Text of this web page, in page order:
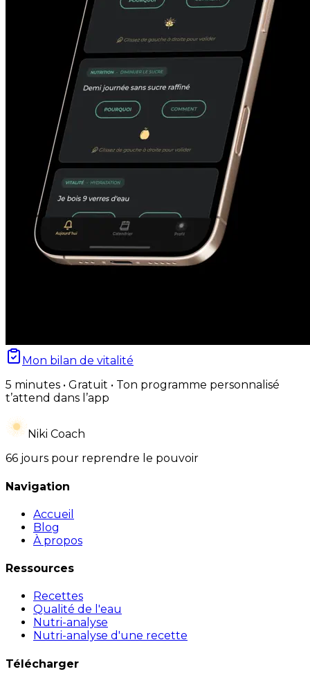
Mon bilan de vitalité
5 minutes • Gratuit • Ton programme personnalisé
t’attend dans l’app
Niki Coach
66 jours pour reprendre le pouvoir
Navigation
Accueil
Blog
À propos
Ressources
Recettes
Qualité de l'eau
Nutri-analyse
Nutri-analyse d'une recette
Télécharger